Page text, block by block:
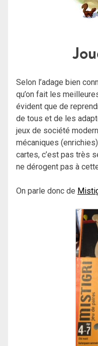
Selon l’adage bien
qu’on fait les
évident que de
de tous et de les
jeux de société
mécaniques
cartes, c’est pas très
ne dérogent pas à
On parle donc de